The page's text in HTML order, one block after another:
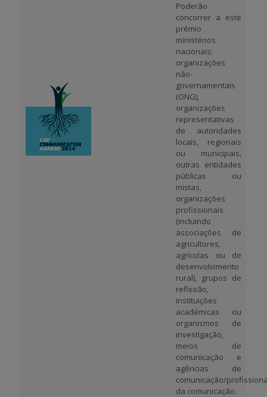
Poderão
concorrer a este
prémio
ministérios
nacionais;
organizações
não-
governamentais
(ONG),
organizações
representativas
de autoridades
locais, regionais
ou municipais,
outras entidades
públicas ou
mistas,
organizações
profissionais
(incluindo
associações de
agricultores,
agrícolas ou de
desenvolvimento
rural), grupos de
reflexão,
instituições
académicas ou
organismos de
investigação,
meios de
comunicação e
agências de
comunicação/
da comunicação.